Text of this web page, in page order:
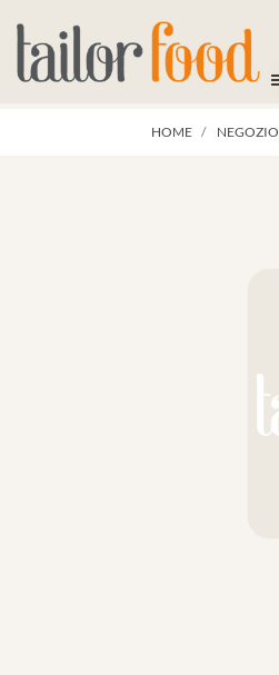
HOME NEGOZIO